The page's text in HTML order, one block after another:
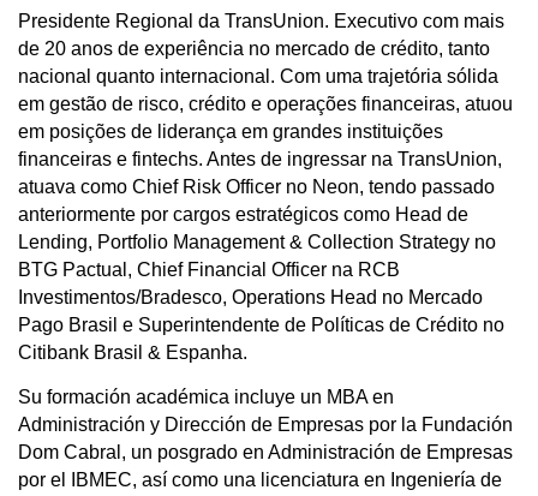
Presidente Regional da TransUnion. Executivo com mais
de 20 anos de experiência no mercado de crédito, tanto
nacional quanto internacional. Com uma trajetória sólida
em gestão de risco, crédito e operações financeiras, atuou
em posições de liderança em grandes instituições
financeiras e fintechs. Antes de ingressar na TransUnion,
atuava como Chief Risk Officer no Neon, tendo passado
anteriormente por cargos estratégicos como Head de
Lending, Portfolio Management & Collection Strategy no
BTG Pactual, Chief Financial Officer na RCB
Investimentos/Bradesco, Operations Head no Mercado
Pago Brasil e Superintendente de Políticas de Crédito no
Citibank Brasil & Espanha.
Su formación académica incluye un MBA en
Administración y Dirección de Empresas por la Fundación
Dom Cabral, un posgrado en Administración de Empresas
por el IBMEC, así como una licenciatura en Ingeniería de